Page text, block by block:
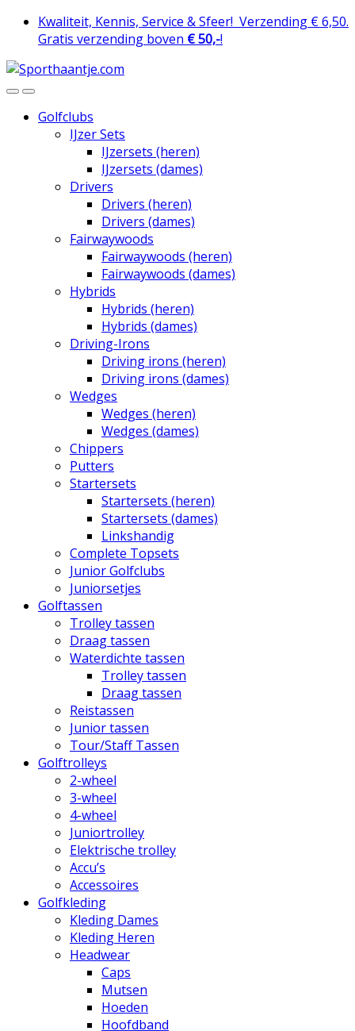
Skip
Skip Kwaliteit, Kennis, Service & Sfeer! Verzending € 6,50.
Gratis verzending boven € 50,-!
Golfclubs
IJzer Sets
IJzersets (heren)
IJzersets (dames)
Drivers
Drivers (heren)
Drivers (dames)
Fairwaywoods
Fairwaywoods (heren)
Fairwaywoods (dames)
Hybrids
Hybrids (heren)
Hybrids (dames)
Driving-Irons
Driving irons (heren)
Driving irons (dames)
Wedges
Wedges (heren)
Wedges (dames)
Chippers
Putters
Startersets
Startersets (heren)
Startersets (dames)
Linkshandig
Complete Topsets
Junior Golfclubs
Juniorsetjes
Golftassen
Trolley tassen
Draag tassen
Waterdichte tassen
Trolley tassen
Draag tassen
Reistassen
Junior tassen
Tour/Staff Tassen
Golftrolleys
2-wheel
3-wheel
4-wheel
Juniortrolley
Elektrische trolley
Accu’s
Accessoires
Golfkleding
Kleding Dames
Kleding Heren
Headwear
Caps
Mutsen
Hoeden
Hoofdband